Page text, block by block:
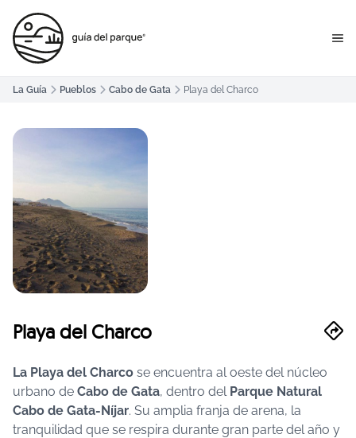
La Guía Pueblos Cabo de Gata Playa del Charco
Playa del Charco
La Playa del Charco se encuentra al oeste del núcleo
urbano de Cabo de Gata, dentro del Parque Natural
Cabo de Gata-Níjar. Su amplia franja de arena, la
tranquilidad que se respira durante gran parte del año y